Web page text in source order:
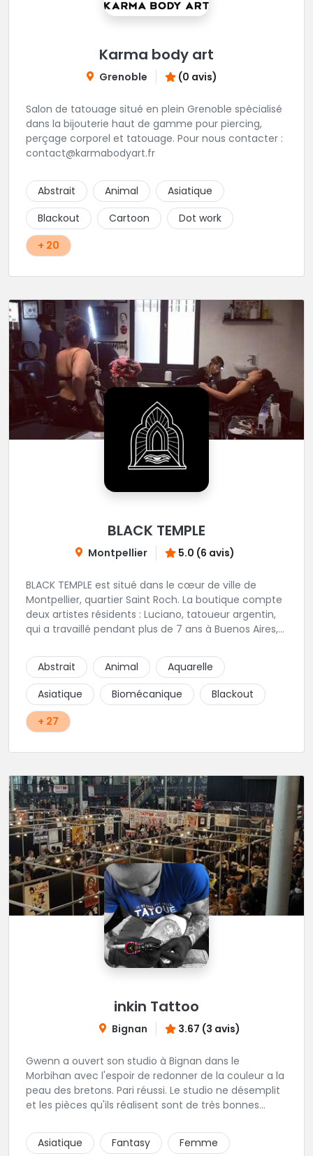
Karma body art
Grenoble (0 avis)
Salon de tatouage situé en plein Grenoble spécialisé
dans la bijouterie haut de gamme pour piercing,
perçage corporel et tatouage. Pour nous contacter :
contact@karmabodyart.fr
Abstrait Animal
Asiatique
Blackout
Cartoon
Dot work
+ 20
BLACK TEMPLE
Montpellier 5.0 (6 avis)
BLACK TEMPLE est situé dans le cœur de ville de
Montpellier, quartier Saint Roch. La boutique compte
deux artistes résidents : Luciano, tatoueur argentin,
qui a travaillé pendant plus de 7 ans à Buenos Aires,
qui a travaillé dans plusieurs boutiques de la ville
avant de rejoindre notre équipe. La boutique
accueille plusieurs artistes tatoueurs en tant que
guests tout au long de l'année afin de proposer
d'autres styles.
Abstrait Animal
Aquarelle
Asiatique
Biomécanique
Blackout
+ 27
inkin Tattoo
Bignan 3.67 (3 avis)
Gwenn a ouvert son studio à Bignan dans le
Morbihan avec l'espoir de redonner de la couleur a la
peau des bretons. Pari réussi. Le studio ne désemplit
et les pièces qu'ils réalisent sont de très bonnes
tout type de projet, son style est éclectique et vous
serez bien réussi par le tatoueur en personne.
Asiatique Fantasy Femme